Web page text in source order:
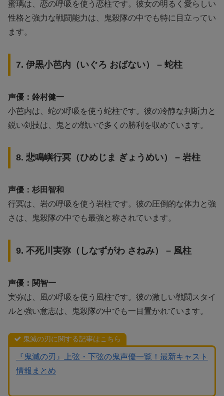
蜜璃は、恋の呼吸を使う恋柱です。彼女の明るく愛らしい
性格と強力な戦闘能力は、鬼殺隊の中でも特に目立ってい
ます。
7. 伊黒小芭内（いぐろ おばない） – 蛇柱
声優：鈴村健一
小芭内は、蛇の呼吸を使う蛇柱です。彼の冷静な判断力と
鋭い剣技は、鬼との戦いで多くの勝利を収めています。
8. 悲鳴嶼行冥（ひめじま ぎょうめい） – 岩柱
声優：杉田智和
行冥は、岩の呼吸を使う岩柱です。彼の圧倒的な体力と強
さは、鬼殺隊の中でも最強と称されています。
9. 不死川実弥（しなずがわ さねみ） – 風柱
声優：関智一
実弥は、風の呼吸を使う風柱です。彼の激しい戦闘スタイ
ルと強い意志は、鬼殺隊の中でも一目置かれています。
鬼滅の刃に関する記事はこちら
『鬼滅の刃』上弦・下弦の鬼声優一覧！最新キャスト
情報まとめ